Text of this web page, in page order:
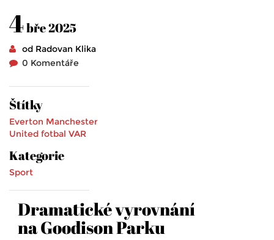
4bře 2025
od Radovan Klika
0 Komentáře
Štítky
Everton Manchester
United fotbal VAR
Kategorie
Sport
Dramatické vyrovnání
na Goodison Parku